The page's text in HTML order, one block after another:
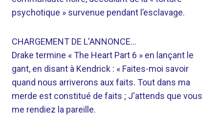
psychotique » survenue pendant l’esclavage.
CHARGEMENT DE L'ANNONCE…
Drake termine « The Heart Part 6 » en lançant le
gant, en disant à Kendrick : « Faites-moi savoir
quand nous arriverons aux faits. Tout dans ma
merde est constitué de faits ; J'attends que vous
me rendiez la pareille.